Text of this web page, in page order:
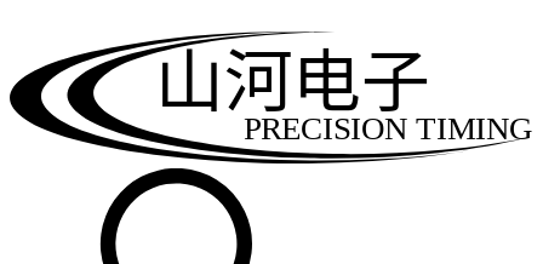
PRECISION TIMING
山河电子